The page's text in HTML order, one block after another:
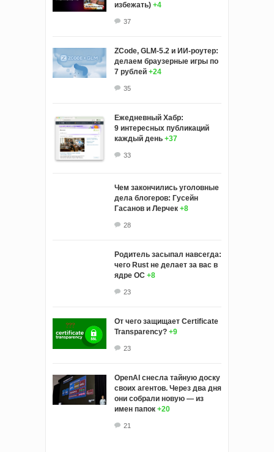
избежать) +4
37
ZCode, GLM-5.2 и ИИ-роутер:
делаем браузерные игры по
7 рублей +24
35
Ежедневный Хабр:
9 интересных публикаций
каждый день +37
33
Чем закончились уголовные
дела блогеров: Гусейн
Гасанов и Лерчек +8
28
Родитель засыпал навсегда:
чего Rust не делает за вас в
ядре ОС +8
23
От чего защищает Certificate
Transparency? +9
23
OpenAI снесла тайную доску
своих агентов. Через два дня
они собрали новую — из
имен папок +20
21